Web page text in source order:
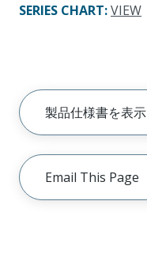
SERIES CHART:VIEW
製品仕様書を表示
Email This Page